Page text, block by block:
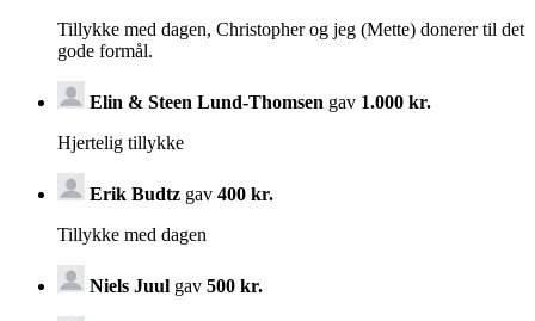
Tillykke med dagen, Christopher og jeg (Mette) donerer til det
gode formål.
Elin & Steen Lund-Thomsen gav 1.000 kr.
Hjertelig tillykke
Erik Budtz gav 400 kr.
Tillykke med dagen
Niels Juul gav 500 kr.